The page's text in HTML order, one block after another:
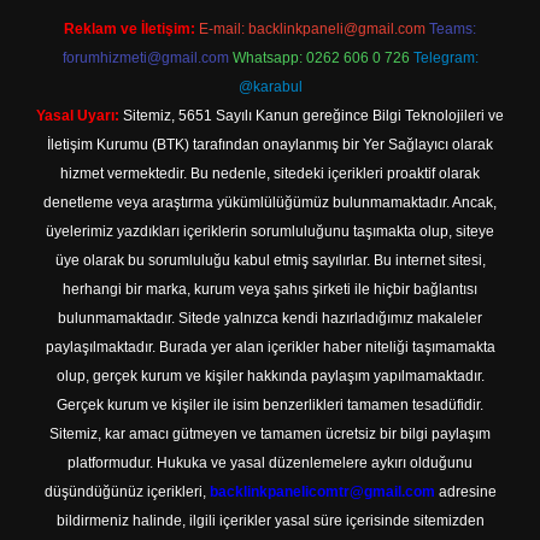
Reklam ve İletişim: E-mail: backlinkpaneli@gmail.com Teams:
forumhizmeti@gmail.com Whatsapp: 0262 606 0 726 Telegram:
@karabul
Yasal Uyarı: Sitemiz, 5651 Sayılı Kanun gereğince Bilgi Teknolojileri ve
İletişim Kurumu (BTK) tarafından onaylanmış bir Yer Sağlayıcı olarak
hizmet vermektedir. Bu nedenle, sitedeki içerikleri proaktif olarak
denetleme veya araştırma yükümlülüğümüz bulunmamaktadır. Ancak,
üyelerimiz yazdıkları içeriklerin sorumluluğunu taşımakta olup, siteye
üye olarak bu sorumluluğu kabul etmiş sayılırlar. Bu internet sitesi,
herhangi bir marka, kurum veya şahıs şirketi ile hiçbir bağlantısı
bulunmamaktadır. Sitede yalnızca kendi hazırladığımız makaleler
paylaşılmaktadır. Burada yer alan içerikler haber niteliği taşımamakta
olup, gerçek kurum ve kişiler hakkında paylaşım yapılmamaktadır.
Gerçek kurum ve kişiler ile isim benzerlikleri tamamen tesadüfidir.
Sitemiz, kar amacı gütmeyen ve tamamen ücretsiz bir bilgi paylaşım
platformudur. Hukuka ve yasal düzenlemelere aykırı olduğunu
düşündüğünüz içerikleri, backlinkpanelicomtr@gmail.com adresine
bildirmeniz halinde, ilgili içerikler yasal süre içerisinde sitemizden